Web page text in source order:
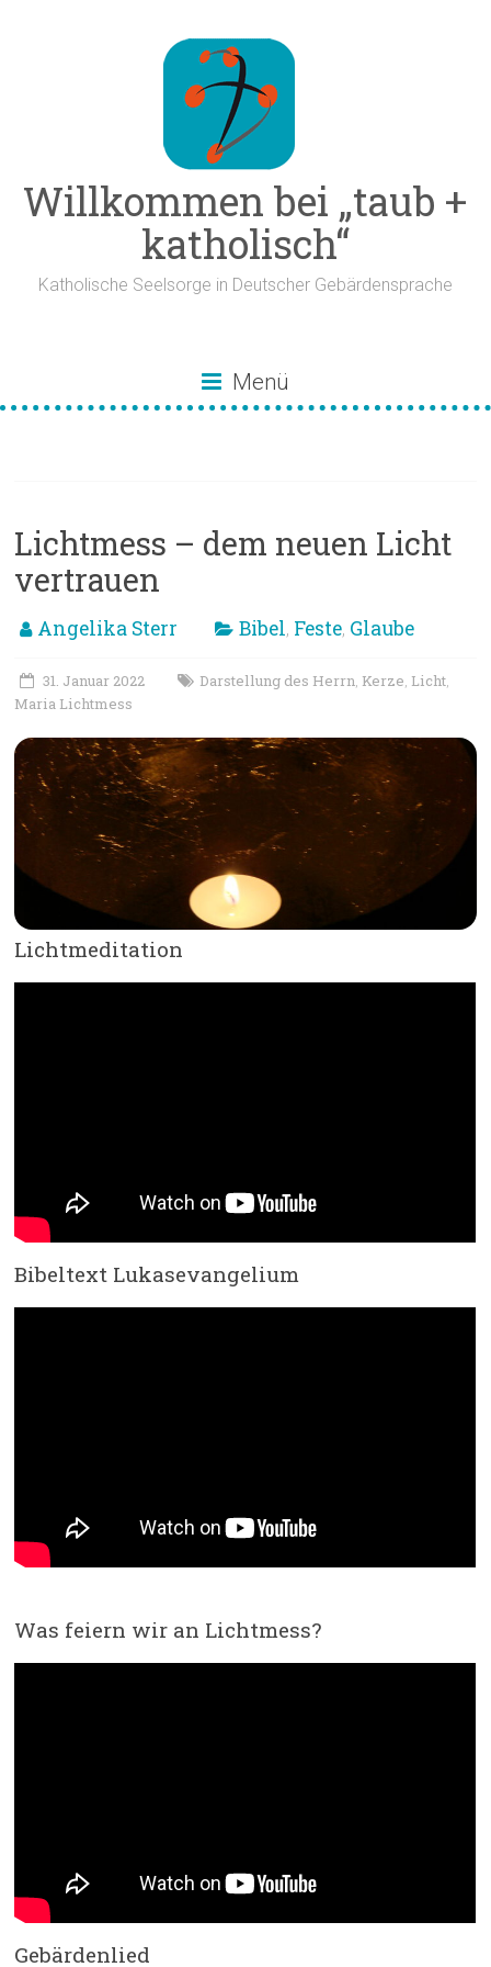
Willkommen bei „taub +
katholisch“
Katholische Seelsorge in Deutscher Gebärdensprache
Menü
Lichtmess – dem neuen Licht
vertrauen
Angelika Sterr Bibel, Feste, Glaube
31. Januar 2022 Darstellung des Herrn, Kerze, Licht,
Maria Lichtmess
Lichtmeditation
Bibeltext Lukasevangelium
Was feiern wir an Lichtmess?
Gebärdenlied